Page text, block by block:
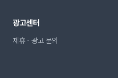
광고센터
제휴ㆍ광고 문의